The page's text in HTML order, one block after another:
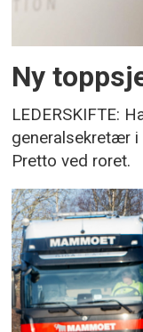
Ny
LEDERSKIFTE:
generalsekretær i
Pretto ved roret.